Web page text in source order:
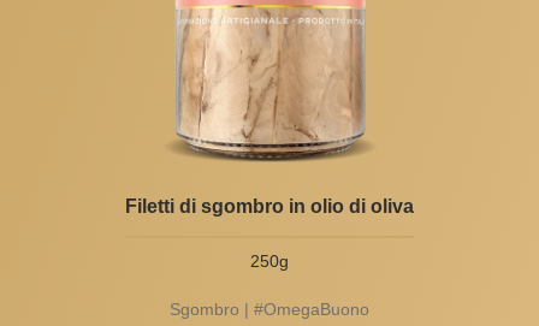
Filetti di sgombro in olio di oliva
250g
Sgombro | #OmegaBuono